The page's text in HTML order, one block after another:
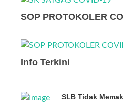
SOP PROTOKOLER
Info Terkini
SLB Tidak